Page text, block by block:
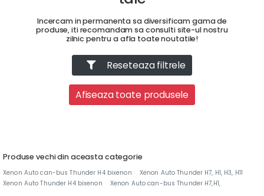
Incercam in permanenta sa diversificam gama de
produse, iti recomandam sa consulti site-ul nostru
zilnic pentru a afla toate noutatile!
Reseteaza filtrele
Afiseaza toate produsele
Produse vechi din aceasta categorie
Xenon Auto can-bus Thunder H4 bixenon
Xenon Auto Thunder H7, H1, H3, H11
Xenon Auto Thunder H4 bixenon
Xenon Auto can-bus Thunder H7,H1,